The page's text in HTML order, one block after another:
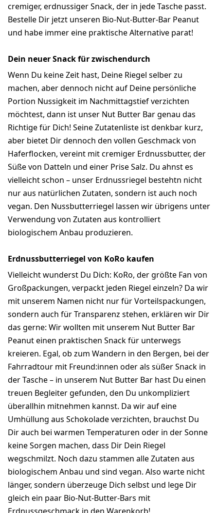
cremiger, erdnussiger Snack, der in jede Tasche passt.
Bestelle Dir jetzt unseren Bio-Nut-Butter-Bar Peanut
und habe immer eine praktische Alternative parat!
Dein neuer Snack für zwischendurch
Wenn Du keine Zeit hast, Deine Riegel selber zu
machen, aber dennoch nicht auf Deine persönliche
Portion Nussigkeit im Nachmittagstief verzichten
möchtest, dann ist unser Nut Butter Bar genau das
Richtige für Dich! Seine Zutatenliste ist denkbar kurz,
aber bietet Dir dennoch den vollen Geschmack von
Haferflocken, vereint mit cremiger Erdnussbutter, der
Süße von Datteln und einer Prise Salz. Du ahnst es
vielleicht schon – unser Erdnussriegel bestehtn nicht
nur aus natürlichen Zutaten, sondern ist auch noch
vegan. Den Nussbutterriegel lassen wir übrigens unter
Verwendung von Zutaten aus kontrolliert
biologischem Anbau produzieren.
Erdnussbutterriegel von KoRo kaufen
Vielleicht wunderst Du Dich: KoRo, der größte Fan von
Großpackungen, verpackt jeden Riegel einzeln? Da wir
mit unserem Namen nicht nur für Vorteilspackungen,
sondern auch für Transparenz stehen, erklären wir Dir
das gerne: Wir wollten mit unserem Nut Butter Bar
Peanut einen praktischen Snack für unterwegs
kreieren. Egal, ob zum Wandern in den Bergen, bei der
Fahrradtour mit Freund:innen oder als süßer Snack in
der Tasche – in unserem Nut Butter Bar hast Du einen
treuen Begleiter gefunden, den Du unkompliziert
überallhin mitnehmen kannst. Da wir auf eine
Umhüllung aus Schokolade verzichten, brauchst Du
Dir auch bei warmen Temperaturen oder in der Sonne
keine Sorgen machen, dass Dir Dein Riegel
wegschmilzt. Noch dazu stammen alle Zutaten aus
biologischem Anbau und sind vegan. Also warte nicht
länger, sondern überzeuge Dich selbst und lege Dir
gleich ein paar Bio-Nut-Butter-Bars mit